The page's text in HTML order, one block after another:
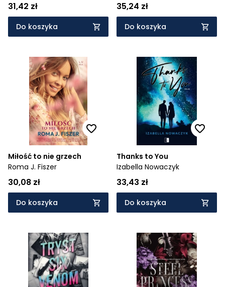
31,42 zł
Do koszyka
35,24 zł
Do koszyka
Miłość to nie grzech
Roma J. Fiszer
30,08 zł
Do koszyka
Thanks to You
Izabella Nowaczyk
33,43 zł
Do koszyka